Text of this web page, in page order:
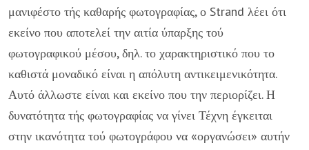
μανιφέστο τής καθαρής φωτογραφίας, ο Strand λέει ότι
εκείνο που αποτελεί την αιτία ύπαρξης τού
φωτογραφικού μέσου, δηλ. το χαρακτηριστικό που το
καθιστά μοναδικό είναι η απόλυτη αντικειμενικότητα.
Αυτό άλλωστε εί­ναι και εκείνο που την περιορίζει. Η
δυνατότητα τής φωτογραφίας να γίνει Τέχνη έγκειται
στην ικανότητα τού φωτογράφου να «οργανώσει» αυτήν